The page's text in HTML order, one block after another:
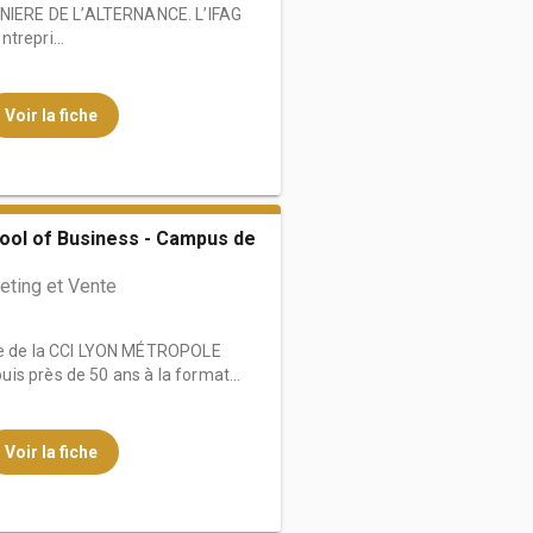
DE L’ALTERNANCE. L’IFAG
Voir la fiche
of Business - Campus de
et Vente
la CCI LYON MÉTROPOLE
près de 50 ans à la format...
Voir la fiche